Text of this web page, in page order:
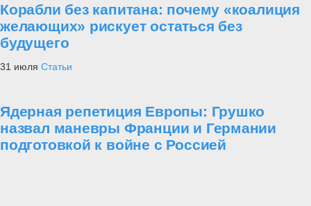
Корабли без капитана: почему «коалиция
желающих» рискует остаться без
будущего
31 июля Статьи
Ядерная репетиция Европы: Грушко
назвал маневры Франции и Германии
подготовкой к войне с Россией